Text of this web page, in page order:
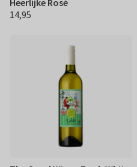
Heerlijke Rosé
€ 14,95
14,95